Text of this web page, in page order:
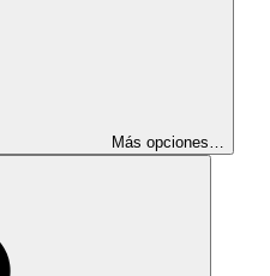
Más opciones…